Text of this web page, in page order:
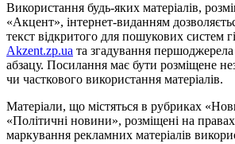
Використання будь-яких матеріалів,
«Акцент», інтернет-виданням
текст відкритого для пошукових систем
Akzent.zp.ua та згадування
абзацу. Посилання має бути розміщене
чи часткового використання матеріалів.
Матеріали, що містяться в рубриках
«Політичні новини», розміщені на
маркування рекламних матеріалів